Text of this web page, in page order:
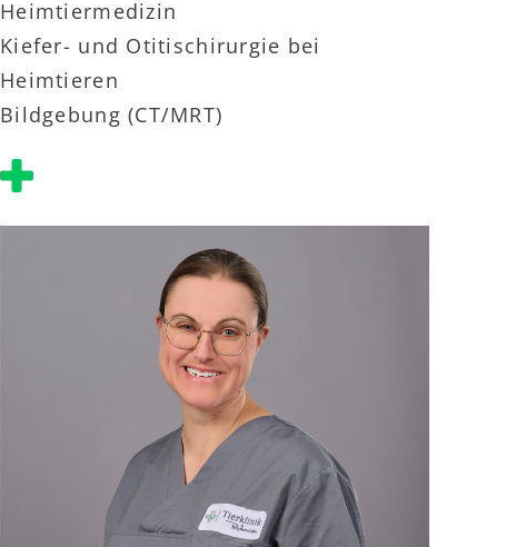
Heimtiermedizin
Kiefer- und Otitischirurgie bei
Heimtieren
Bildgebung (CT/MRT)